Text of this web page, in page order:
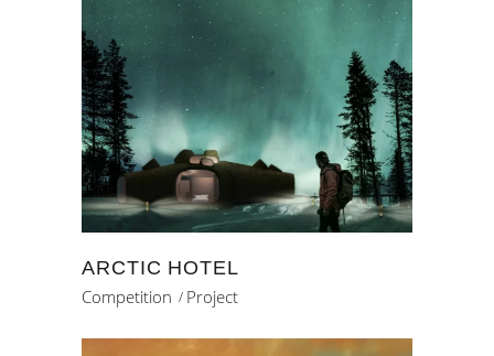
ARCTIC HOTEL
Competition
Project